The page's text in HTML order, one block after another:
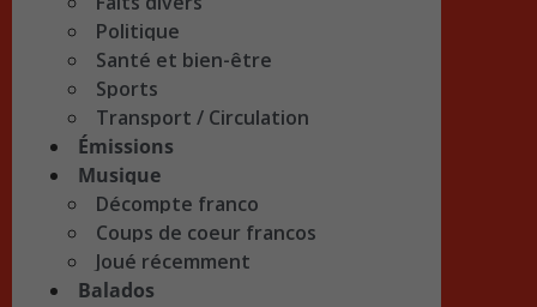
Politique
Santé et bien-être
Sports
Transport / Circulation
Émissions
Musique
Décompte franco
Coups de coeur francos
Joué récemment
Balados